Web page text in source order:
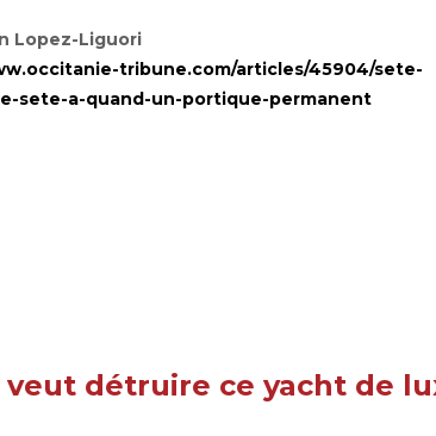
Lopez-Liguori
tribune.com/articles/45904/sete-
sete-a-quand-un-portique-permanent
détruire ce yacht de